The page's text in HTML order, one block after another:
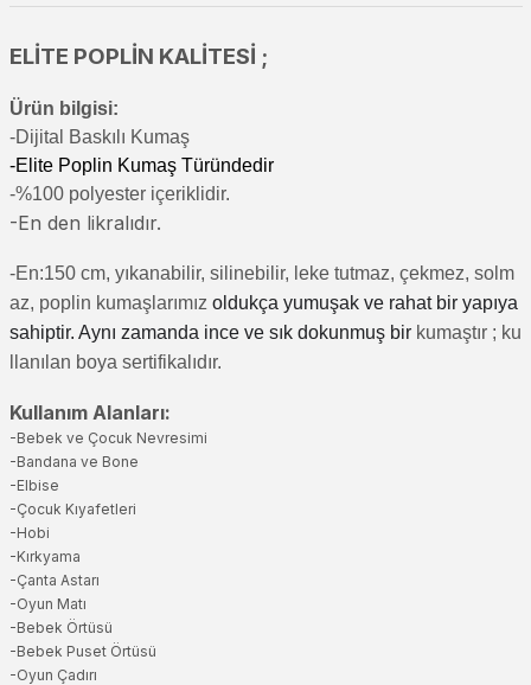
ELİTE POPLİN KALİTESİ ;
Ürün bilgisi:
-Dijital Baskılı Kumaş
-Elite Poplin Kumaş Türündedir
-%100 polyester içeriklidir.
-En den likralıdır.
-En:150 cm, yıkanabilir, silinebilir, leke tutmaz, çekmez, solm
az, poplin kumaşlarımız oldukça yumuşak ve rahat bir yapıya
sahiptir. Aynı zamanda ince ve sık dokunmuş bir kumaştır ; ku
llanılan boya sertifikalıdır.
Kullanım Alanları:
-Bebek ve Çocuk Nevresimi
-Bandana ve Bone
-Elbise
-Çocuk Kıyafetleri
-Hobi
-Kırkyama
-Çanta Astarı
-Oyun Matı
-Bebek Örtüsü
-Bebek Puset Örtüsü
-Oyun Çadırı